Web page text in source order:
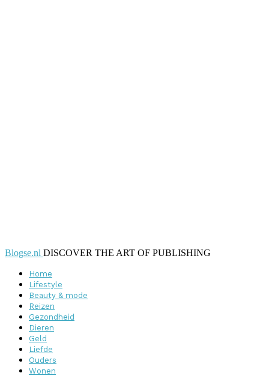
Blogse.nl DISCOVER THE ART OF PUBLISHING
Home
Lifestyle
Beauty & mode
Reizen
Gezondheid
Dieren
Geld
Liefde
Ouders
Wonen